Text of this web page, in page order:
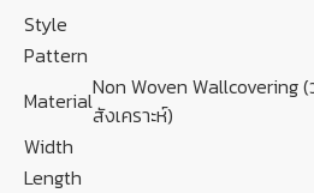
Style
Pattern
MaterialNon Woven Wallcovering (
สังเคราะห์)
Width
Length